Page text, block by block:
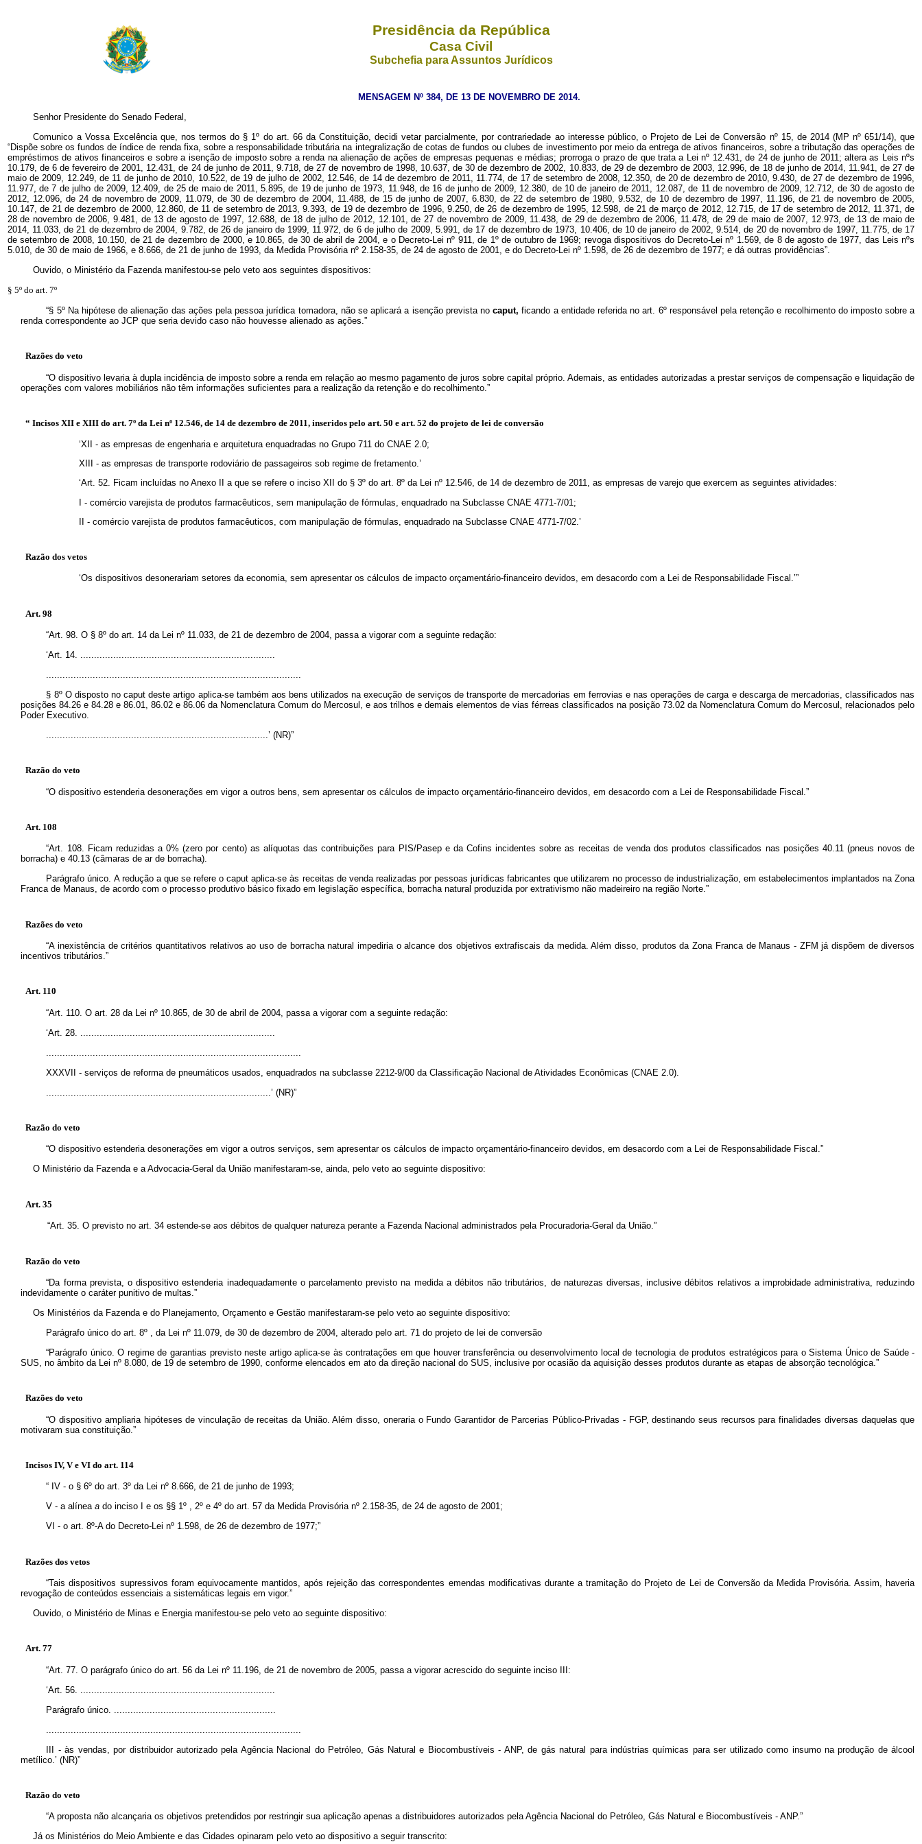
Presidência da República
Casa Civil
Subchefia para Assuntos Jurídicos
MENSAGEM Nº 384, DE 13 DE NOVEMBRO DE 2014.
Senhor Presidente do Senado Federal,
Comunico a Vossa Excelência que, nos termos do § 1º do art. 66 da Constituição, decidi vetar parcialmente, por contrariedade ao interesse público, o Projeto de Lei de Conversão nº 15, de 2014 (MP nº 651/14), que
“Dispõe sobre os fundos de índice de renda fixa, sobre a responsabilidade tributária na integralização de cotas de fundos ou clubes de investimento por meio da entrega de ativos financeiros, sobre a tributação das operações de
empréstimos de ativos financeiros e sobre a isenção de imposto sobre a renda na alienação de ações de empresas pequenas e médias; prorroga o prazo de que trata a Lei nº 12.431, de 24 de junho de 2011; altera as Leis nºs
10.179, de 6 de fevereiro de 2001, 12.431, de 24 de junho de 2011, 9.718, de 27 de novembro de 1998, 10.637, de 30 de dezembro de 2002, 10.833, de 29 de dezembro de 2003, 12.996, de 18 de junho de 2014, 11.941, de 27 de
maio de 2009, 12.249, de 11 de junho de 2010, 10.522, de 19 de julho de 2002, 12.546, de 14 de dezembro de 2011, 11.774, de 17 de setembro de 2008, 12.350, de 20 de dezembro de 2010, 9.430, de 27 de dezembro de 1996,
11.977, de 7 de julho de 2009, 12.409, de 25 de maio de 2011, 5.895, de 19 de junho de 1973, 11.948, de 16 de junho de 2009, 12.380, de 10 de janeiro de 2011, 12.087, de 11 de novembro de 2009, 12.712, de 30 de agosto de
2012, 12.096, de 24 de novembro de 2009, 11.079, de 30 de dezembro de 2004, 11.488, de 15 de junho de 2007, 6.830, de 22 de setembro de 1980, 9.532, de 10 de dezembro de 1997, 11.196, de 21 de novembro de 2005,
10.147, de 21 de dezembro de 2000, 12.860, de 11 de setembro de 2013, 9.393, de 19 de dezembro de 1996, 9.250, de 26 de dezembro de 1995, 12.598, de 21 de março de 2012, 12.715, de 17 de setembro de 2012, 11.371, de
28 de novembro de 2006, 9.481, de 13 de agosto de 1997, 12.688, de 18 de julho de 2012, 12.101, de 27 de novembro de 2009, 11.438, de 29 de dezembro de 2006, 11.478, de 29 de maio de 2007, 12.973, de 13 de maio de
2014, 11.033, de 21 de dezembro de 2004, 9.782, de 26 de janeiro de 1999, 11.972, de 6 de julho de 2009, 5.991, de 17 de dezembro de 1973, 10.406, de 10 de janeiro de 2002, 9.514, de 20 de novembro de 1997, 11.775, de 17
de setembro de 2008, 10.150, de 21 de dezembro de 2000, e 10.865, de 30 de abril de 2004, e o Decreto-Lei nº 911, de 1º de outubro de 1969; revoga dispositivos do Decreto-Lei nº 1.569, de 8 de agosto de 1977, das Leis nºs
5.010, de 30 de maio de 1966, e 8.666, de 21 de junho de 1993, da Medida Provisória nº 2.158-35, de 24 de agosto de 2001, e do Decreto-Lei nº 1.598, de 26 de dezembro de 1977; e dá outras providências”.
Ouvido, o Ministério da Fazenda manifestou-se pelo veto aos seguintes dispositivos:
§ 5º do art. 7º
“§ 5º Na hipótese de alienação das ações pela pessoa jurídica tomadora, não se aplicará a isenção prevista nocaput,ficando a entidade referida no art. 6º responsável pela retenção e recolhimento do imposto sobre a
renda correspondente ao JCP que seria devido caso não houvesse alienado as ações.”
Razões do veto
“O dispositivo levaria à dupla incidência de imposto sobre a renda em relação ao mesmo pagamento de juros sobre capital próprio. Ademais, as entidades autorizadas a prestar serviços de compensação e liquidação de
operações com valores mobiliários não têm informações suficientes para a realização da retenção e do recolhimento.”
“ Incisos XII e XIII do art. 7º da Lei nº 12.546, de 14 de dezembro de 2011, inseridos pelo art. 50 e art. 52 do projeto de lei de conversão
‘XII - as empresas de engenharia e arquitetura enquadradas no Grupo 711 do CNAE 2.0;
XIII - as empresas de transporte rodoviário de passageiros sob regime de fretamento.’
‘Art. 52. Ficam incluídas no Anexo II a que se refere o inciso XII do § 3º do art. 8º da Lei nº 12.546, de 14 de dezembro de 2011, as empresas de varejo que exercem as seguintes atividades:
I - comércio varejista de produtos farmacêuticos, sem manipulação de fórmulas, enquadrado na Subclasse CNAE 4771-7/01;
II - comércio varejista de produtos farmacêuticos, com manipulação de fórmulas, enquadrado na Subclasse CNAE 4771-7/02.’
Razão dos vetos
‘Os dispositivos desonerariam setores da economia, sem apresentar os cálculos de impacto orçamentário-financeiro devidos, em desacordo com a Lei de Responsabilidade Fiscal.’”
Art. 98
“Art. 98. O § 8º do art. 14 da Lei nº 11.033, de 21 de dezembro de 2004, passa a vigorar com a seguinte redação:
‘Art. 14. .......................................................................
§ 8º O disposto nocaputdeste artigo aplica-se também aos bens utilizados na execução de serviços de transporte de mercadorias em ferrovias e nas operações de carga e descarga de mercadorias, classificados nas
posições 84.26 e 84.28 e 86.01, 86.02 e 86.06 da Nomenclatura Comum do Mercosul, e aos trilhos e demais elementos de vias férreas classificados na posição 73.02 da Nomenclatura Comum do Mercosul, relacionados pelo
Poder Executivo.
.................................................................................’ (NR)”
Razão do veto
“O dispositivo estenderia desonerações em vigor a outros bens, sem apresentar os cálculos de impacto orçamentário-financeiro devidos, em desacordo com a Lei de Responsabilidade Fiscal.”
Art. 108
“Art. 108. Ficam reduzidas a 0% (zero por cento) as alíquotas das contribuições para PIS/Pasep e da Cofins incidentes sobre as receitas de venda dos produtos classificados nas posições 40.11 (pneus novos de
borracha) e 40.13 (câmaras de ar de borracha).
Parágrafo único. A redução a que se refere ocaputaplica-se às receitas de venda realizadas por pessoas jurídicas fabricantes que utilizarem no processo de industrialização, em estabelecimentos implantados na Zona
Franca de Manaus, de acordo com o processo produtivo básico fixado em legislação específica, borracha natural produzida por extrativismo não madeireiro na região Norte.”
Razões do veto
“A inexistência de critérios quantitativos relativos ao uso de borracha natural impediria o alcance dos objetivos extrafiscais da medida. Além disso, produtos da Zona Franca de Manaus - ZFM já dispõem de diversos
incentivos tributários.”
Art. 110
“Art. 110. O art. 28 da Lei nº 10.865, de 30 de abril de 2004, passa a vigorar com a seguinte redação:
‘Art. 28. .......................................................................
XXXVII - serviços de reforma de pneumáticos usados, enquadrados na subclasse 2212-9/00 da Classificação Nacional de Atividades Econômicas (CNAE 2.0).
..................................................................................’ (NR)”
Razão do veto
“O dispositivo estenderia desonerações em vigor a outros serviços, sem apresentar os cálculos de impacto orçamentário-financeiro devidos, em desacordo com a Lei de Responsabilidade Fiscal.”
O Ministério da Fazenda e a Advocacia-Geral da União manifestaram-se, ainda, pelo veto ao seguinte dispositivo:
Art. 35
“Art. 35. O previsto no art. 34 estende-se aos débitos de qualquer natureza perante a Fazenda Nacional administrados pela Procuradoria-Geral da União.”
Razão do veto
“Da forma prevista, o dispositivo estenderia inadequadamente o parcelamento previsto na medida a débitos não tributários, de naturezas diversas, inclusive débitos relativos a improbidade administrativa, reduzindo
indevidamente o caráter punitivo de multas.”
Os Ministérios da Fazenda e do Planejamento, Orçamento e Gestão manifestaram-se pelo veto ao seguinte dispositivo:
Parágrafo único do art. 8º , da Lei nº 11.079, de 30 de dezembro de 2004, alterado pelo art. 71 do projeto de lei de conversão
“Parágrafo único. O regime de garantias previsto neste artigo aplica-se às contratações em que houver transferência ou desenvolvimento local de tecnologia de produtos estratégicos para o Sistema Único de Saúde -
SUS, no âmbito da Lei nº 8.080, de 19 de setembro de 1990, conforme elencados em ato da direção nacional do SUS, inclusive por ocasião da aquisição desses produtos durante as etapas de absorção tecnológica.”
Razões do veto
“O dispositivo ampliaria hipóteses de vinculação de receitas da União. Além disso, oneraria o Fundo Garantidor de Parcerias Público-Privadas - FGP, destinando seus recursos para finalidades diversas daquelas que
motivaram sua constituição.”
Incisos IV, V e VI do art. 114
“ IV - o § 6º do art. 3º da Lei nº 8.666, de 21 de junho de 1993;
V - a alíneaado inciso I e os §§ 1º , 2º e 4º do art. 57 da Medida Provisória nº 2.158-35, de 24 de agosto de 2001;
VI - o art. 8º-A do Decreto-Lei nº 1.598, de 26 de dezembro de 1977;”
Razões dos vetos
“Tais dispositivos supressivos foram equivocamente mantidos, após rejeição das correspondentes emendas modificativas durante a tramitação do Projeto de Lei de Conversão da Medida Provisória. Assim, haveria
revogação de conteúdos essenciais a sistemáticas legais em vigor.”
Ouvido, o Ministério de Minas e Energia manifestou-se pelo veto ao seguinte dispositivo:
Art. 77
“Art. 77. O parágrafo único do art. 56 da Lei nº 11.196, de 21 de novembro de 2005, passa a vigorar acrescido do seguinte inciso III:
‘Art. 56. .......................................................................
Parágrafo único. ...........................................................
III - às vendas, por distribuidor autorizado pela Agência Nacional do Petróleo, Gás Natural e Biocombustíveis - ANP, de gás natural para indústrias químicas para ser utilizado como insumo na produção de álcool
metílico.’ (NR)”
Razão do veto
“A proposta não alcançaria os objetivos pretendidos por restringir sua aplicação apenas a distribuidores autorizados pela Agência Nacional do Petróleo, Gás Natural e Biocombustíveis - ANP.”
Já os Ministérios do Meio Ambiente e das Cidades opinaram pelo veto ao dispositivo a seguir transcrito: